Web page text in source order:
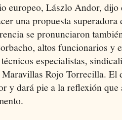
europeo, Lászlo Andor, dijo
una propuesta
se pronunciaron
altos funcionarios y
especialistas,
Rojo Torrecilla. El
y dará pie a la reflexión